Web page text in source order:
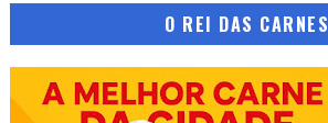
O REI DAS CARNES